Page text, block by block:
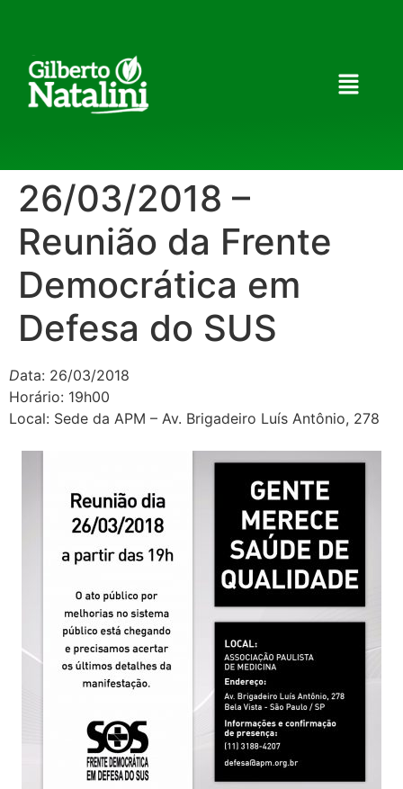
26/03/2018 –
Reunião da Frente
Democrática em
Defesa do SUS
Data: 26/03/2018
Horário: 19h00
Local: Sede da APM – Av. Brigadeiro Luís Antônio, 278